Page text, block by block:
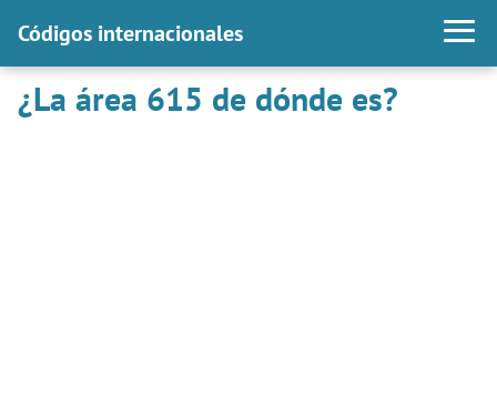
Códigos internacionales
¿La área 615 de dónde es?